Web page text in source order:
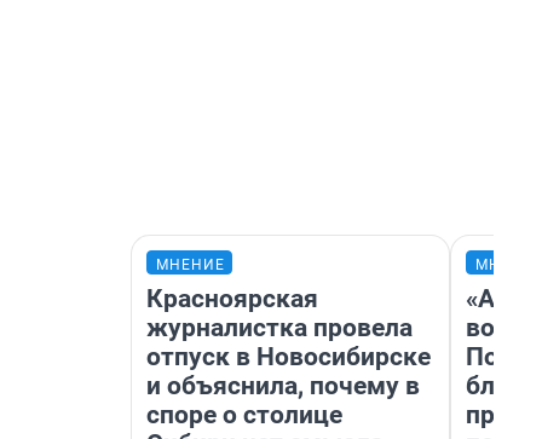
МНЕНИЕ
Красноярская
журналистка провела
отпуск в Новосибирске
и объяснила, почему в
споре о столице
вот